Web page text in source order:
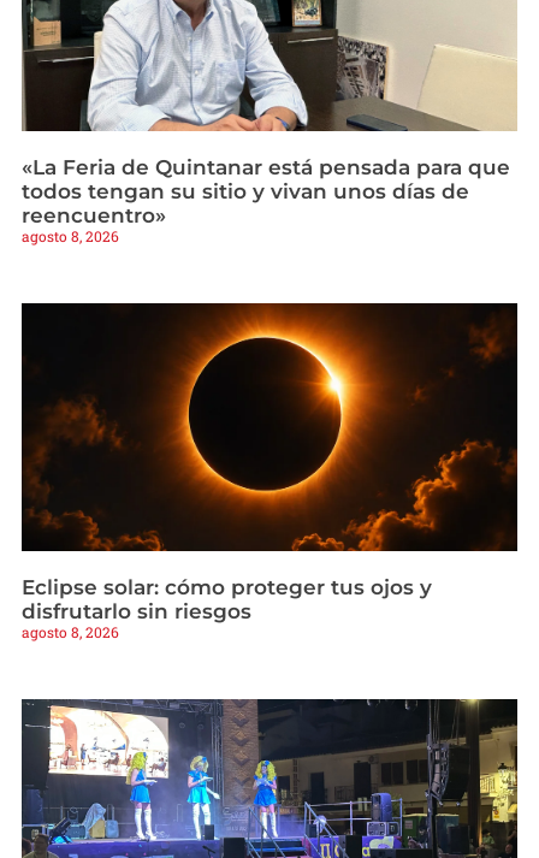
«La Feria de Quintanar está pensada para que
todos tengan su sitio y vivan unos días de
reencuentro»
agosto 8, 2026
Eclipse solar: cómo proteger tus ojos y
disfrutarlo sin riesgos
agosto 8, 2026